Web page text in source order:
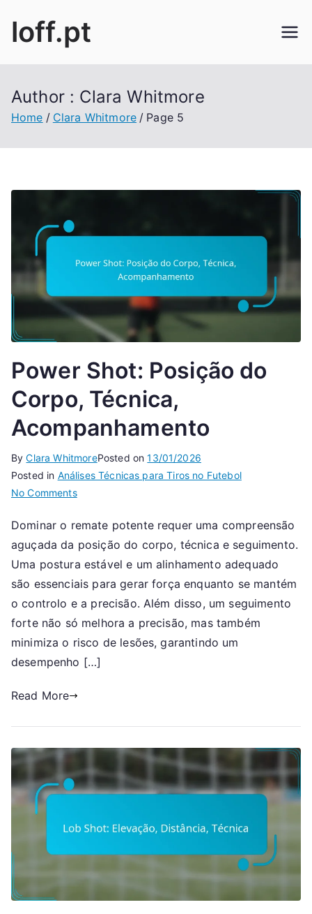
loff.pt
Author : Clara Whitmore
Home Clara Whitmore Page 5
Power Shot: Posição do
Corpo, Técnica,
Acompanhamento
ByClara WhitmorePosted on13/01/2026
Posted in Análises Técnicas para Tiros no Futebol
No Commentson
Shot:
Posição
do
Corpo,
Técnica,
Acompanhamento
Dominar o remate potente requer uma compreensão
aguçada da posição do corpo, técnica e seguimento.
Uma postura estável e um alinhamento adequado
são essenciais para gerar força enquanto se mantém
o controlo e a precisão. Além disso, um seguimento
forte não só melhora a precisão, mas também
minimiza o risco de lesões, garantindo um
desempenho […]
Read More